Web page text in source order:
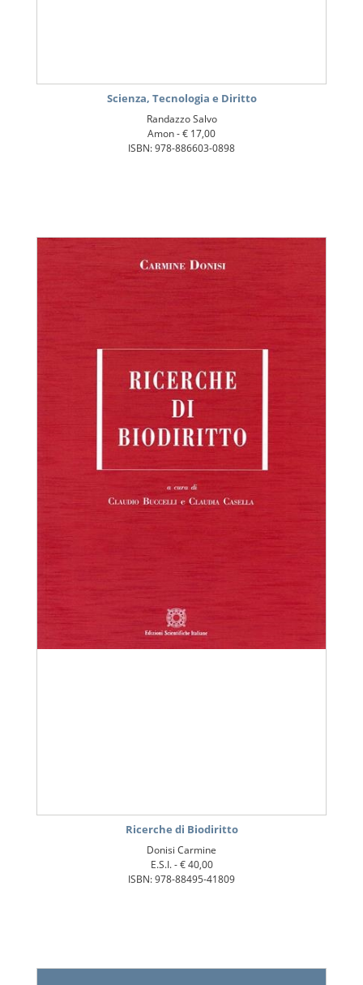
Scienza, Tecnologia e Diritto
Randazzo Salvo
Amon -€ 17,00
ISBN: 978-886603-0898
Ricerche di Biodiritto
Donisi Carmine
E.S.I. -€ 40,00
ISBN: 978-88495-41809